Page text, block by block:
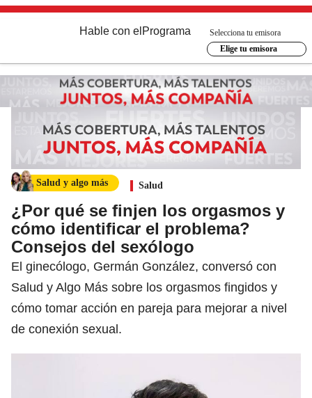
Hable con el Programa
Selecciona tu emisora
Elige tu emisora
Salud y algo más Salud
¿Por qué se finjen los orgasmos y
cómo identificar el problema?
Consejos del sexólogo
El ginecólogo, Germán González, conversó con
Salud y Algo Más sobre los orgasmos fingidos y
cómo tomar acción en pareja para mejorar a nivel
de conexión sexual.